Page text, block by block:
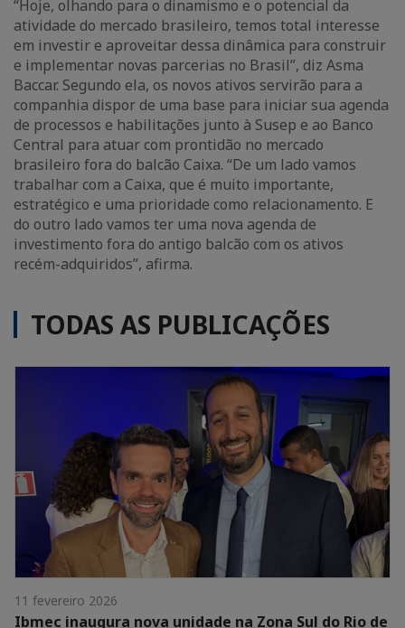
“Hoje, olhando para o dinamismo e o potencial da
atividade do mercado brasileiro, temos total interesse
em investir e aproveitar dessa dinâmica para construir
e implementar novas parcerias no Brasil”, diz Asma
Baccar. Segundo ela, os novos ativos servirão para a
companhia dispor de uma base para iniciar sua agenda
de processos e habilitações junto à Susep e ao Banco
Central para atuar com prontidão no mercado
brasileiro fora do balcão Caixa. “De um lado vamos
trabalhar com a Caixa, que é muito importante,
estratégico e uma prioridade como relacionamento. E
do outro lado vamos ter uma nova agenda de
investimento fora do antigo balcão com os ativos
recém-adquiridos”, afirma.
TODAS AS PUBLICAÇÕES
11 fevereiro 2026
Ibmec inaugura nova unidade na Zona Sul do Rio de